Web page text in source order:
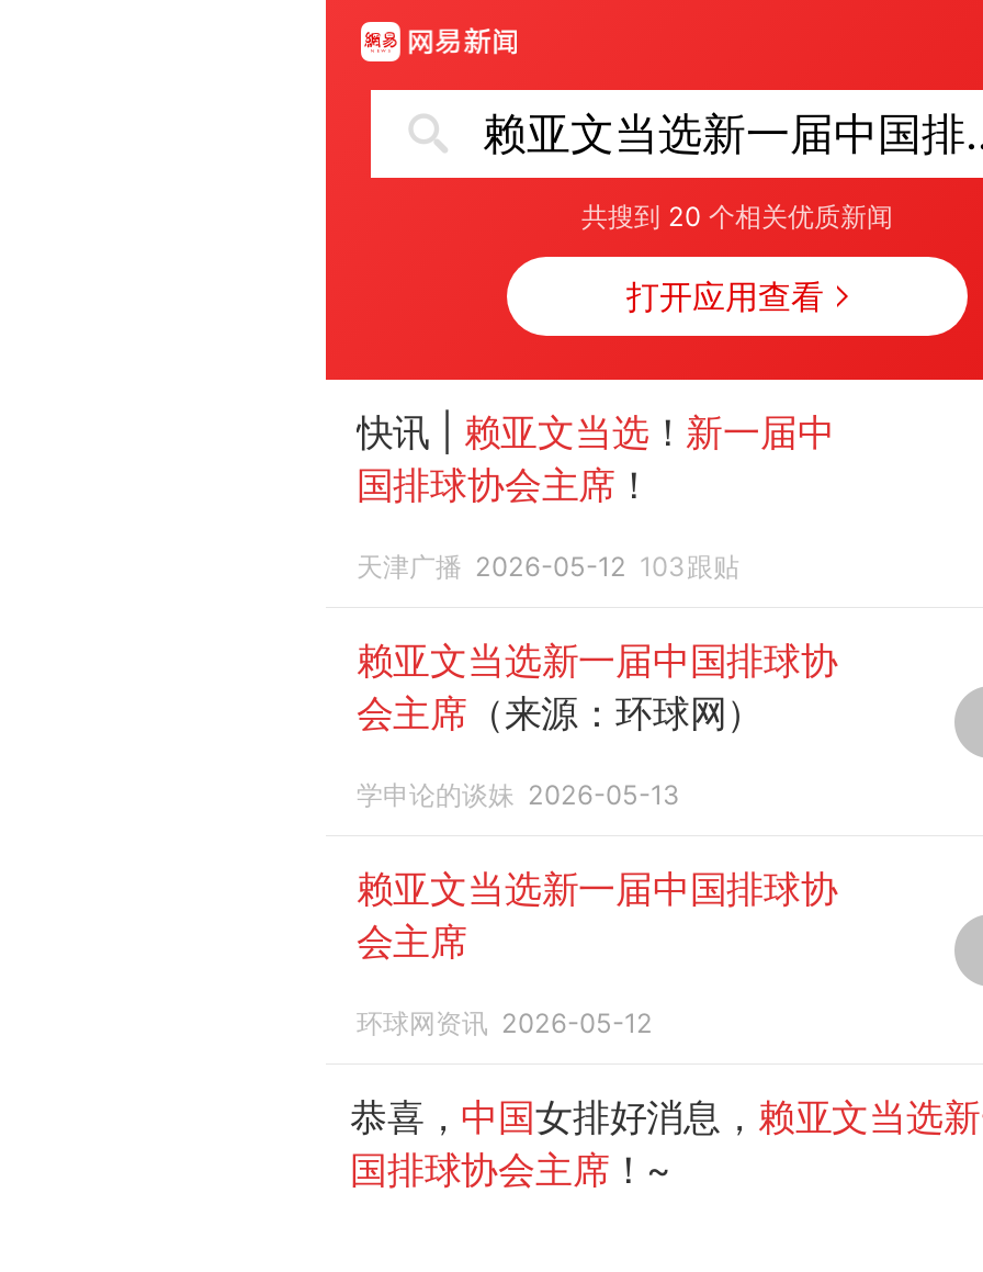
赖亚文
共搜到 20 个相关优质新闻
打开应用查看
快讯 | 赖亚文当选 ！ 新一届中
国排球协会主席 ！
天津广播 2026-05-12 103跟贴
赖亚文当选新一届中国排球协
会主席 （来源：环球网）
学申论的谈妹 2026-05-13
赖亚文当选新一届中国排球协
会主席
环球网资讯 2026-05-12
恭喜， 中国女排好消息， 赖亚文当选
国排球协会主席 ！~